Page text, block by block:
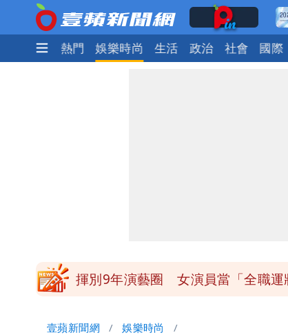
焦點 熱門 娛樂時尚 生活 政治 社會 國際
揮別9年演藝圈 女演員當「全職運
壹蘋新聞網 娛樂時尚